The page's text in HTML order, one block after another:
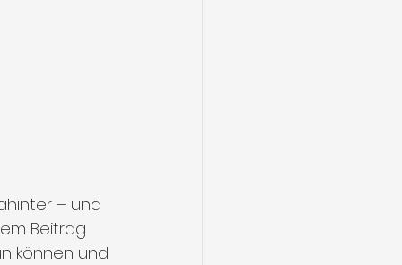
– und
Beitrag
können und